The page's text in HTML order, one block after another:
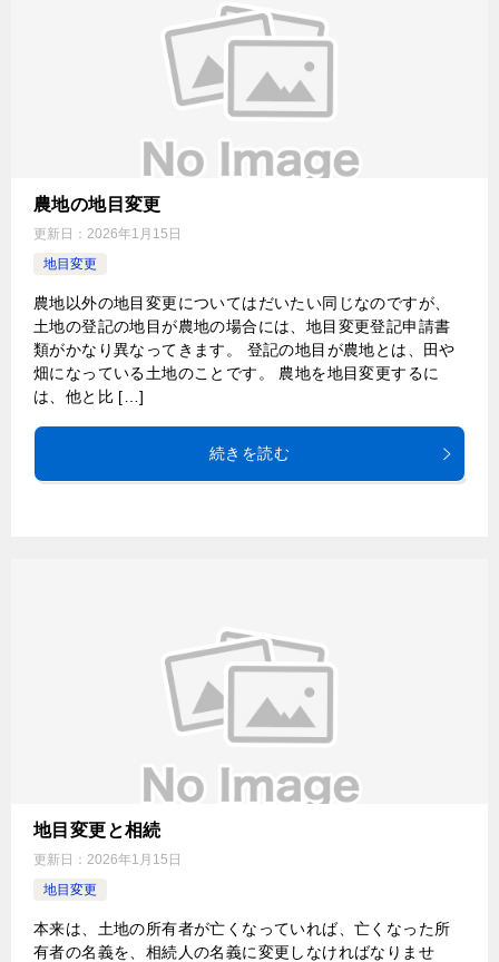
農地の地目変更
更新日： 2026年1月15日
地目変更
農地以外の地目変更についてはだいたい同じなのですが、
土地の登記の地目が農地の場合には、地目変更登記申請書
類がかなり異なってきます。 登記の地目が農地とは、田や
畑になっている土地のことです。 農地を地目変更するに
は、他と比 […]
続きを読む
地目変更と相続
更新日： 2026年1月15日
地目変更
本来は、土地の所有者が亡くなっていれば、亡くなった所
有者の名義を、相続人の名義に変更しなければなりませ